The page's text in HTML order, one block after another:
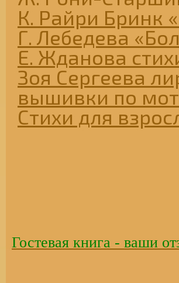
К. Райри Бринк
Г. Лебедева
Е. Жданова
Зоя Сергеева
вышивки по
Стихи для
Гостевая книга - ваши